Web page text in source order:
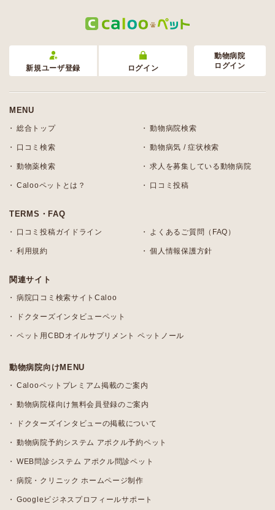
新規ユーザ登録 ログイン
動物病院
ログイン
MENU
総合トップ 動物病院検索
口コミ検索 動物病気 / 症状検索
動物薬検索 求人を募集している動物病院
Calooペットとは？ 口コミ投稿
TERMS・FAQ
口コミ投稿ガイドライン よくあるご質問（FAQ）
利用規約 個人情報保護方針
関連サイト
病院口コミ検索サイトCaloo
ドクターズインタビューペット
ペット用CBDオイルサプリメント ペットノール
動物病院向けMENU
Calooペットプレミアム掲載のご案内
動物病院様向け無料会員登録のご案内
ドクターズインタビューの掲載について
動物病院予約システム アポクル予約ペット
WEB問診システム アポクル問診ペット
病院・クリニック ホームページ制作
Googleビジネスプロフィールサポート